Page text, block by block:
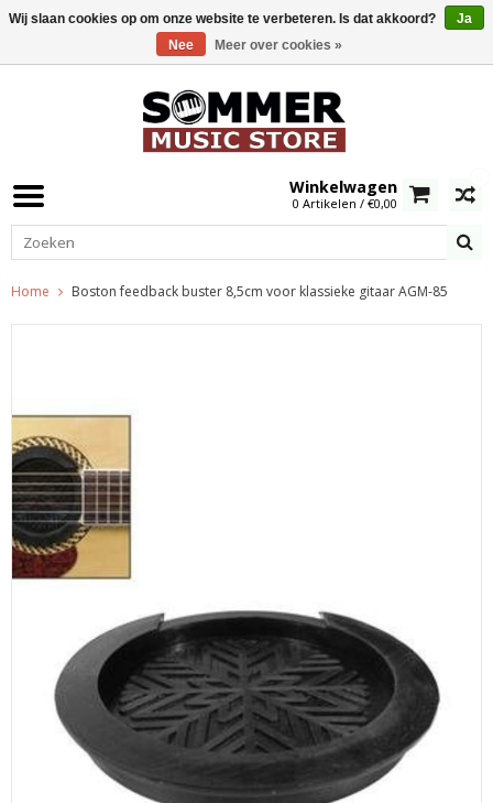
Winkelwagen
0 Artikelen / €0,00
Home Boston feedback buster 8,5cm voor klassieke gitaar AGM-85
Wij slaan cookies op om onze website te verbeteren. Is dat akkoord?
Ja
Nee
Meer over cookies »